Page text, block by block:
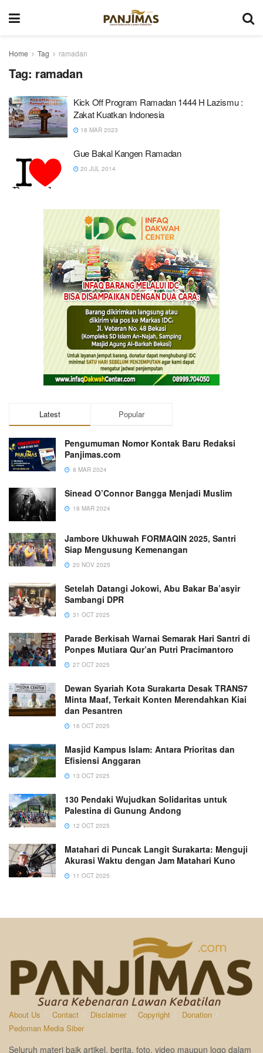
Home Tag ramadan
Tag: ramadan
Kick Off Program Ramadan 1444 H Lazismu :
Zakat Kuatkan Indonesia
18 MAR 2023
Gue Bakal Kangen Ramadan
20 JUL 2014
Latest Popular
Pengumuman Nomor Kontak Baru Redaksi
Panjimas.com
8 MAR 2024
Sinead O’Connor Bangga Menjadi Muslim
18 MAR 2024
Jambore Ukhuwah FORMAQIN 2025, Santri
Siap Mengusung Kemenangan
20 NOV 2025
Setelah Datangi Jokowi, Abu Bakar Ba’asyir
Sambangi DPR
31 OCT 2025
Parade Berkisah Warnai Semarak Hari Santri di
Ponpes Mutiara Qur’an Putri Pracimantoro
27 OCT 2025
Dewan Syariah Kota Surakarta Desak TRANS7
Minta Maaf, Terkait Konten Merendahkan Kiai
dan Pesantren
16 OCT 2025
Masjid Kampus Islam: Antara Prioritas dan
Efisiensi Anggaran
13 OCT 2025
130 Pendaki Wujudkan Solidaritas untuk
Palestina di Gunung Andong
12 OCT 2025
Matahari di Puncak Langit Surakarta: Menguji
Akurasi Waktu dengan Jam Matahari Kuno
11 OCT 2025
About Us Contact Disclaimer Copyright
Donation
Pedoman Media Siber
Seluruh materi baik artikel, berita, foto, video maupun logo dalam